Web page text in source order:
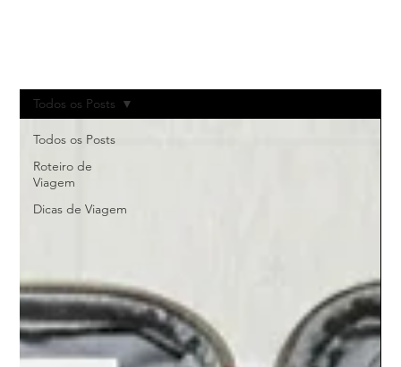
Todos os Posts
Roteiro de
Viagem
Dicas de Viagem
Todos os Posts